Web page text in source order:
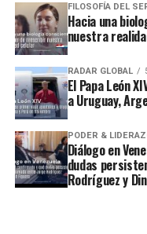
FILOSOFÍA DEL
Hacia una
nuestra
RADAR GLOBAL
El Papa León
a Uruguay,
PODER &
Diálogo en
dudas
Rodríguez y